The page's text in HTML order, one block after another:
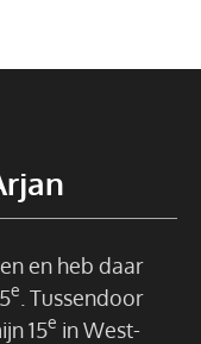
en heb daar
e . Tussendoor
15e in West-